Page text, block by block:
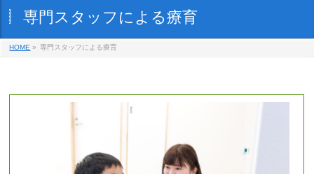
専門スタッフによる療育
HOME » 専門スタッフによる療育